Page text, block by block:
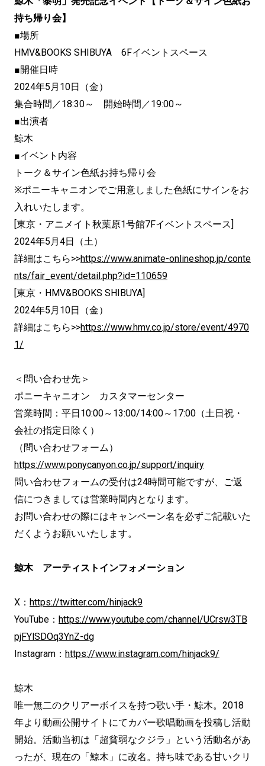
持ち帰り会】
■場所
HMV&BOOKS SHIBUYA 6Fイベントスペース
■開催日時
2024年5月10日（金）
集合時間／18:30～ 開始時間／19:00～
■出演者
鯨木
■イベント内容
トーク＆サイン色紙お持ち帰り会
※ポニーキャニオンでご用意しました色紙にサインをお
入れいたします。
[東京・アニメイト秋葉原1号館7Fイベントスペース]
2024年5月4日（土）
詳細はこちら>>https://www.animate-onlineshop.jp/conte
nts/fair_event/detail.php?id=110659
[東京・HMV&BOOKS SHIBUYA]
2024年5月10日（金）
詳細はこちら>>https://www.hmv.co.jp/store/event/4970
1/
＜問い合わせ先＞
ポニーキャニオン カスタマーセンター
営業時間：平日10:00～13:00/14:00～17:00（土日祝・
会社の指定日除く）
（問い合わせフォーム）
https://www.ponycanyon.co.jp/support/inquiry
問い合わせフォームの受付は24時間可能ですが、ご返
信につきましては営業時間内となります。
お問い合わせの際にはキャンペーン名を必ずご記載いた
だくようお願いいたします。
鯨木 アーティストインフォメーション
X： https://twitter.com/hinjack9
YouTube： https://www.youtube.com/channel/UCrsw3TB
pjFYlSDOq3YnZ-dg
Instagram： https://www.instagram.com/hinjack9/
鯨木
唯一無二のクリアーボイスを持つ歌い手・鯨木。2018
年より動画公開サイトにてカバー歌唱動画を投稿し活動
開始。活動当初は「超貧弱なクジラ」という活動名があ
ったが、現在の「鯨木」に改名。持ち味である甘いクリ